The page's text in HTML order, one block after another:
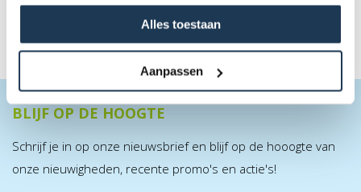
Alles toestaan
Aanpassen
BLIJF OP DE HOOGTE
Schrijf je in op onze nieuwsbrief en blijf op de hooogte van
onze nieuwigheden, recente promo's en actie's!